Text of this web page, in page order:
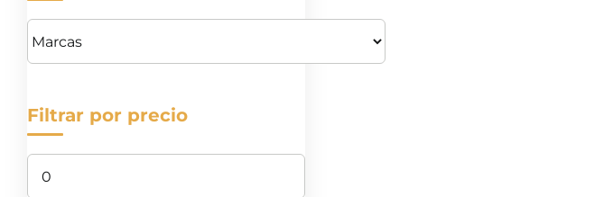
Filtrar por precio
Precio
mínimo